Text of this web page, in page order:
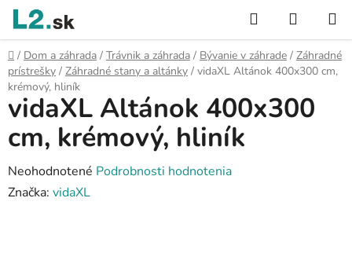
Prejsť
obsah
Hľadať
KOŠÍK
Domov
/ Dom a záhrada / Trávnik a záhrada / Bývanie v záhrade / Záhradné
prístrešky / Záhradné stany a altánky / vidaXL Altánok 400x300 cm,
krémový, hliník
vidaXL Altánok 400x300
cm, krémový, hliník
Priemerné
hodnotenie
Neohodnotené Podrobnosti hodnotenia
Značka: vidaXL